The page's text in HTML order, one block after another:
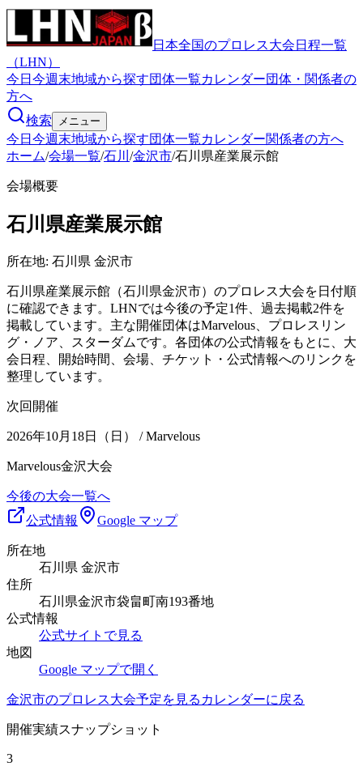
日本全国のプロレス大会日程一覧
（LHN）
今日 今週末地域から探す団体一覧カレンダー団体・関係者の
方へ
検索
メニュー
今日 今週末地域から探す団体一覧カレンダー関係者の方へ
ホーム/会場一覧/石川 /金沢市/石川県産業展示館
会場概要
石川県産業展示館
所在地: 石川県 金沢市
石川県産業展示館（石川県金沢市）のプロレス大会を日付順
に確認できます。LHNでは今後の予定1件、過去掲載2件を
掲載しています。主な開催団体はMarvelous、プロレスリン
グ・ノア、スターダムです。各団体の公式情報をもとに、大
会日程、開始時間、会場、チケット・公式情報へのリンクを
整理しています。
次回開催
2026年10月18日（日） / Marvelous
Marvelous金沢大会
今後の大会一覧へ
公式情報
Google マップ
所在地
石川県 金沢市
住所
石川県金沢市袋畠町南193番地
公式情報
公式サイトで見る
地図
Google マップで開く
金沢市のプロレス大会予定を見る カレンダーに戻る
開催実績スナップショット
3